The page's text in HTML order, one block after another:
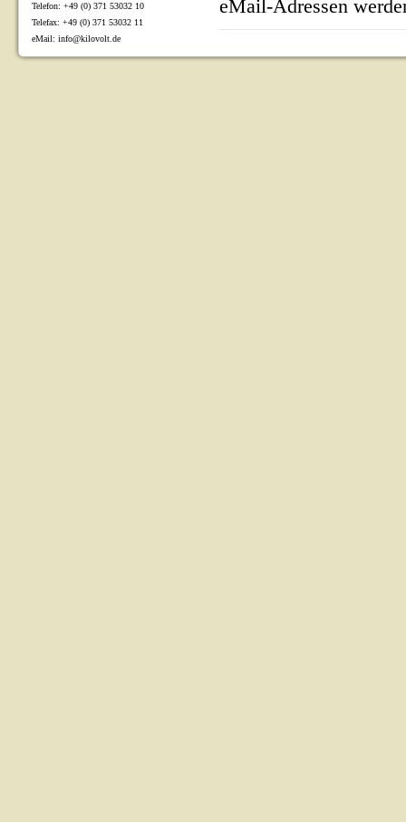
eMail-Adressen
Telefon: +49 (0) 371 53032 10
Telefax: +49 (0) 371 53032 11
eMail: info@kilovolt.de